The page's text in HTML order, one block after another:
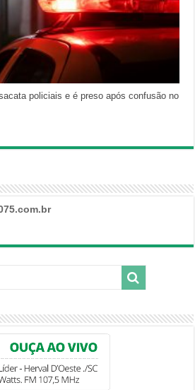
policiais e é preso após confusão no